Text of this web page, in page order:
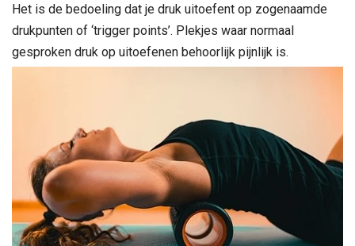
Het is de bedoeling dat je druk uitoefent op zogenaamde
drukpunten of ‘trigger points’. Plekjes waar normaal
gesproken druk op uitoefenen behoorlijk pijnlijk is.